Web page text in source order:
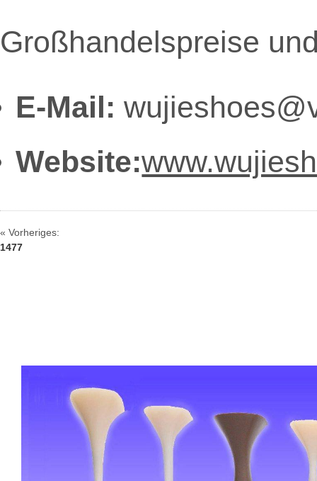
Großhandelspreise
E-Mail:
Website:
« Vorheriges:
1477